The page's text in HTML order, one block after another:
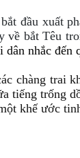
đầu xuất
về bắt Têu
nhắc đến
chàng trai
tiếng trống
khế ước